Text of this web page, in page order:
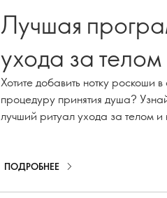
Лучшая
ухода за
люкс
Хотите добавить нотку роскоши
процедуру принятия душа?
лучший ритуал ухода за телом и
ПОДРОБНЕЕ